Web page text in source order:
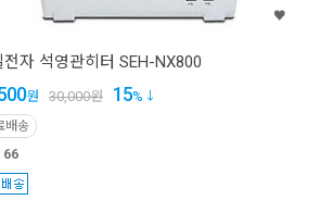
전자 석영관히터 SEH-NX800
원 30,000원 15%
배송
66